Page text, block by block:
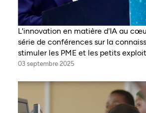
L'innovation en matière d'IA au
série de conférences sur la
stimuler les PME et les petits
03 septembre 2025